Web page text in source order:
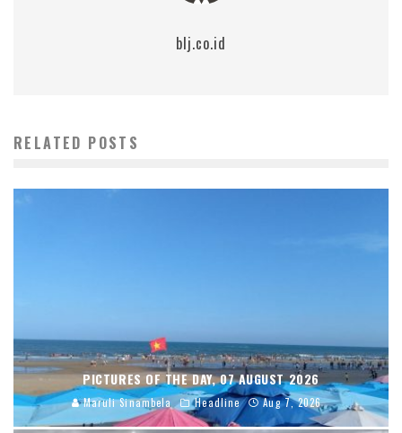
blj.co.id
RELATED POSTS
PICTURES OF THE DAY, 07 AUGUST 2026
Maruli Sinambela Headline Aug 7, 2026